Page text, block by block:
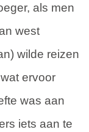
als men
west
wilde reizen
ervoor
was aan
iets aan te